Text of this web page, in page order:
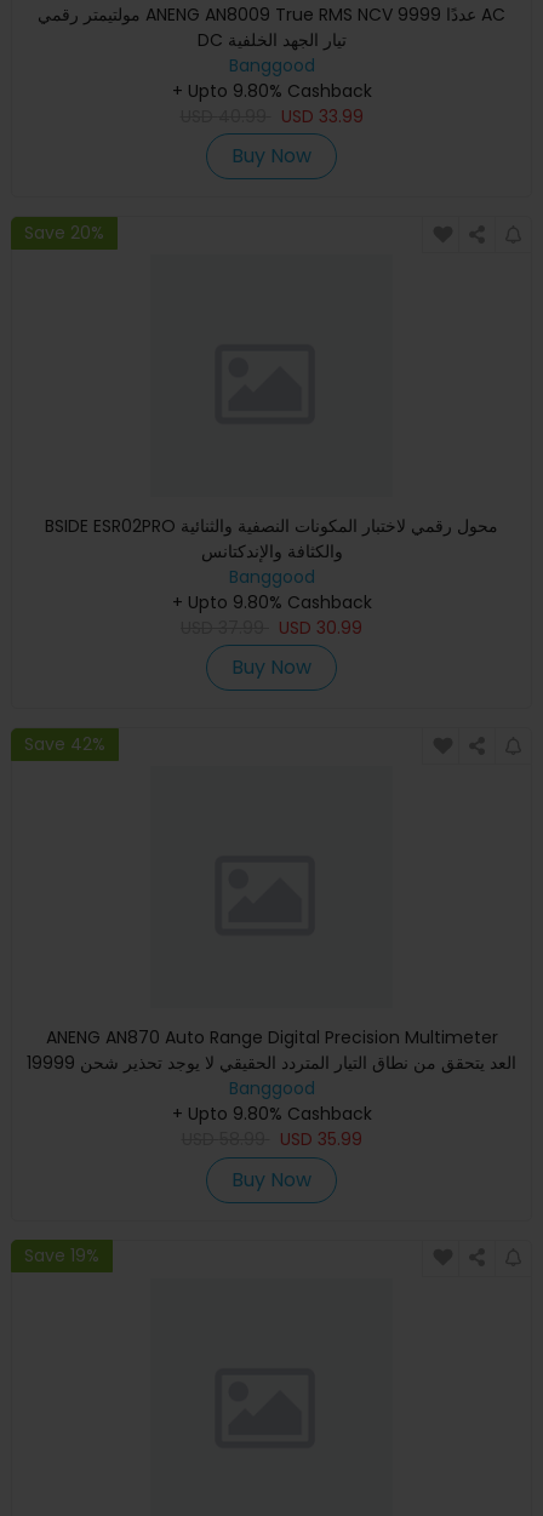
مولتيمتر رقمي ANENG AN8009 True RMS NCV 9999 عددًا AC
DC تيار الجهد الخلفية
Banggood
+ Upto 9.80% Cashback
USD 33.99
Buy Now
Save 20%
BSIDE ESR02PRO محول رقمي لاختبار المكونات النصفية والثنائية
والكثافة والإندكتانس
Banggood
+ Upto 9.80% Cashback
USD 30.99
Buy Now
Save 42%
ANENG AN870 Auto Range Digital Precision Multimeter
19999 العد يتحقق من نطاق التيار المتردد الحقيقي لا يوجد تحذير شحن
NC
Banggood
+ Upto 9.80% Cashback
USD 35.99
Buy Now
Save 19%